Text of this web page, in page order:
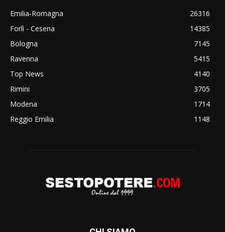
Emilia-Romagna
26316
Forlì - Cesena
14385
Bologna
7145
Ravenna
5415
Top News
4140
Rimini
3705
Modena
1714
Reggio Emilia
1148